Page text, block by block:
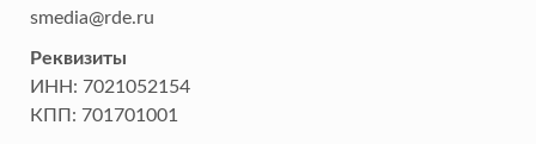
smedia@rde.ru
Реквизиты
ИНН: 7021052154
КПП: 701701001